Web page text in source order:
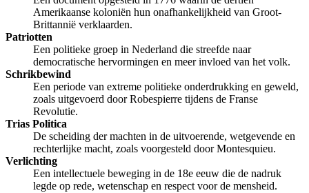
Amerikaanse koloniën hun onafhankelijkheid van Groot-
Brittannië verklaarden.
Patriotten
Een politieke groep in Nederland die streefde naar
democratische hervormingen en meer invloed van het volk.
Schrikbewind
Een periode van extreme politieke onderdrukking en geweld,
zoals uitgevoerd door Robespierre tijdens de Franse
Revolutie.
Trias Politica
De scheiding der machten in de uitvoerende, wetgevende en
rechterlijke macht, zoals voorgesteld door Montesquieu.
Verlichting
Een intellectuele beweging in de 18e eeuw die de nadruk
legde op rede, wetenschap en respect voor de mensheid.